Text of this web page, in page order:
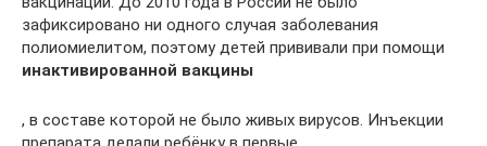
зафиксировано ни одного случая заболевания
полиомиелитом, поэтому детей прививали при помощи
инактивированной вакцины
, в составе которой не было живых вирусов. Инъекции